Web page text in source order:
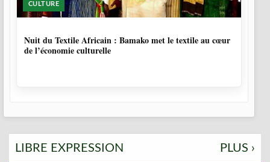
CULTURE
Nuit du Textile Africain : Bamako met le textile au cœur
de l’économie culturelle
LIBRE EXPRESSION PLUS ›